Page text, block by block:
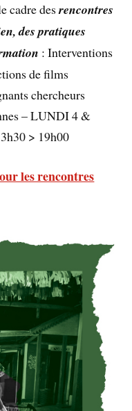
cadre desrencontres
des pratiques
: Interventions
de films
chercheurs
– LUNDI 4 &
> 19h00
les rencontres